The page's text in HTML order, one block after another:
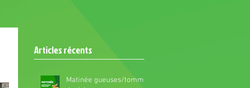
Articles récents
Matinée gueuses/tomme